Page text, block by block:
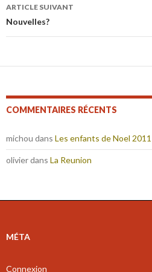
ARTICLE SUIVANT
Nouvelles?
COMMENTAIRES RÉCENTS
michou dans Les enfants de Noel 2011
olivierdans La Reunion
MÉTA
Connexion